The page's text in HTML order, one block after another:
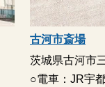
古河市斎場
茨城県古河市
○電車：JR宇